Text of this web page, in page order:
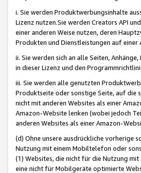
i. Sie werden Produktwerbungsinhalte
Lizenz nutzen.Sie werden Creators API
einer anderen Weise nutzen, deren
Produkten und Dienstleistungen auf einer
ii. Sie werden sich an alle Seiten,
in dieser Lizenz und den
iii. Sie werden alle genutzten
Produktseite oder sonstige Seite, auf die
nicht mit anderen Websites als einer
Amazon-Website lenken (wobei jedoch
anderen Websites als einer Amazon-
(d) Ohne unsere ausdrückliche vorherige
Nutzung mit einem Mobiltelefon oder
(1) Websites, die nicht für die Nutzung
eine nicht für Mobilgeräte optimierte